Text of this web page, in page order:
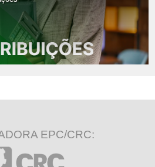
EPC/CRC: